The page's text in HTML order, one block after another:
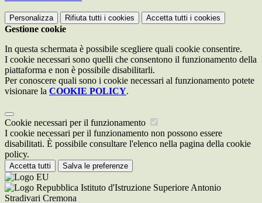
Personalizza Rifiuta tutti i cookies Accetta tutti i cookies
Gestione cookie
In questa schermata è possibile scegliere quali cookie consentire.
I cookie necessari sono quelli che consentono il funzionamento della
piattaforma e non è possibile disabilitarli.
Per conoscere quali sono i cookie necessari al funzionamento potete
visionare la COOKIE POLICY.
Cookie necessari per il funzionamento
I cookie necessari per il funzionamento non possono essere
disabilitati. È possibile consultare l'elenco nella pagina della cookie
policy.
Accetta tutti Salva le preferenze
Istituto d'Istruzione Superiore Antonio
Stradivari Cremona